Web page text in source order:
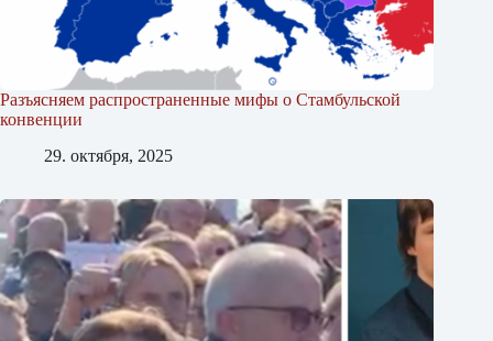
Разъясняем распространенные мифы о Стамбульской
конвенции
29. октября, 2025